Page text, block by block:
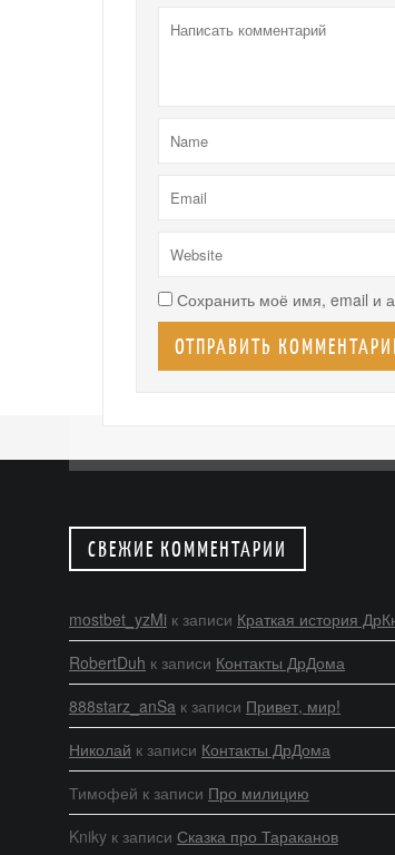
Сохранить моё имя, email и
СВЕЖИЕ КОММЕНТАРИИ
mostbet_yzMi к записи Краткая история
RobertDuh к записи Контакты ДрДома
888starz_anSa к записи Привет, мир!
Николай к записи Контакты ДрДома
Тимофей к записи Про милицию
Kniky к записи Сказка про Тараканов